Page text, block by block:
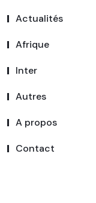
Actualités
Afrique
Inter
Autres
A propos
Contact